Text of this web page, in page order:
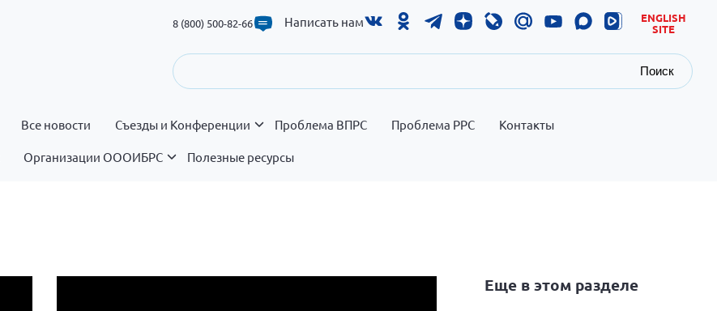
8 (800) 500-82-66 Написать нам
ENGLISH
SITE
Поиск
Все новости Съезды и Конференции Проблема ВПРС Проблема РРС Контакты
Организации ОООИБРС Полезные ресурсы
Еще в этом разделе